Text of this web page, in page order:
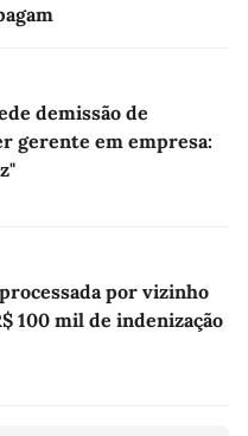
demissão de
gerente em empresa:
por vizinho
100 mil de indenização